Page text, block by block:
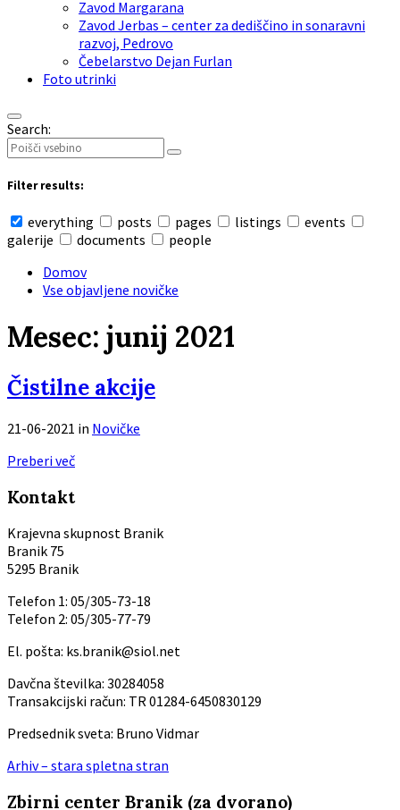
Zavod Margarana
Zavod Jerbas – center za dediščino in sonaravni
razvoj, Pedrovo
Čebelarstvo Dejan Furlan
Foto utrinki
Search:
Filter results:
everything posts pages listings
events
galerije
documents
people
Domov
Vse objavljene novičke
Mesec: junij 2021
Čistilne akcije
21-06-2021 in Novičke
Preberi več
Kontakt
Krajevna skupnost Branik
Branik 75
5295 Branik
Telefon 1: 05/305-73-18
Telefon 2: 05/305-77-79
El. pošta: ks.branik@siol.net
Davčna številka: 30284058
Transakcijski račun: TR 01284-6450830129
Predsednik sveta: Bruno Vidmar
Arhiv – stara spletna stran
Zbirni center Branik (za dvorano)